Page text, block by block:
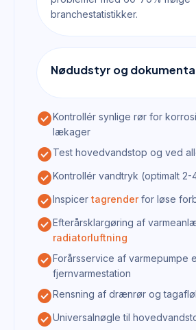
branchestatistikker.
Nødudstyr og
check_circleKontrollér synlige rør for
lækager
check_circleTest hovedvandstop og ved
check_circleKontrollér vandtryk (optimalt 2-
check_circleInspicertagrenderfor løse
check_circleEfterårsklargøring af
radiatorluftning
check_circleForårsservice af varmepumpe
fjernvarmestation
check_circleRensning af drænrør og
check_circleUniversalnøgle til